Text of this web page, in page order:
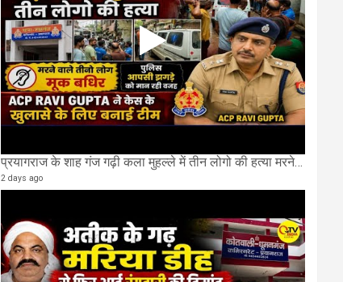
प्रयागराज के शाह गंज गढ़ी कला मुहल्ले में तीन लोगो की हत्या मरने वाले तीनो लोग मूक बधिर.
2 days ago